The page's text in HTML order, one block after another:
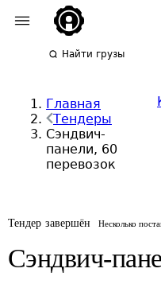
Найти грузы
Главная
Тендеры
Сэндвич-
панели, 60
перевозок
Тендер завершён Несколько
Сэндвич-